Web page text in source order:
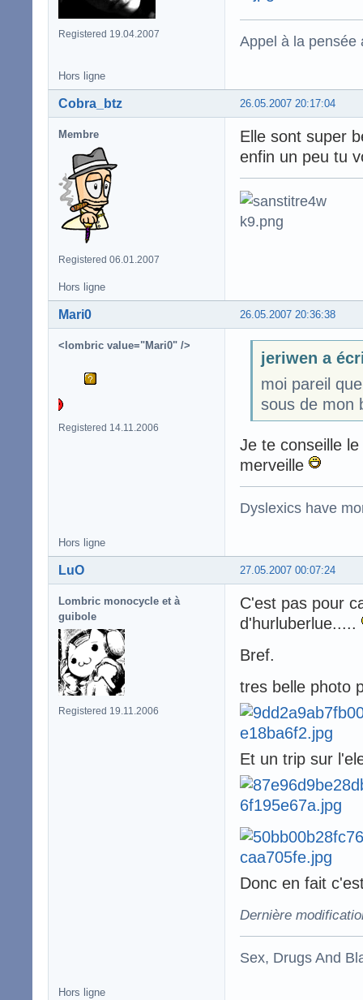
Registered 19.04.2007 Appel à la pensée
Hors ligne
26.05.2007 20:17:04
Cobra_btz
Membre
Registered 06.01.2007
Elle sont super
enfin un peu tu
Hors ligne
26.05.2007 20:36:38
Mari0
<lombric value="Mari0" />
Registered 14.11.2006
jeriwen a
moi pareil
sous de mon
Je te conseille
merveille
Dyslexics have
Hors ligne
27.05.2007 00:07:24
LuO
Lombric monocycle et à
guibole
Registered 19.11.2006
C'est pas pour
d'hurluberlue.....
Bref.
tres belle photo
Et un trip sur
Donc en fait
Dernière
Sex, Drugs And
Hors ligne